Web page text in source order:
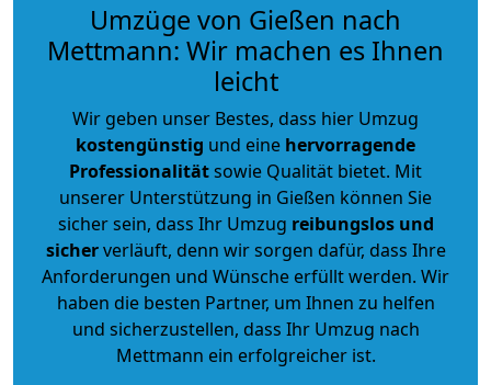
Umzüge von Gießen nach
Mettmann: Wir machen es Ihnen
leicht
Wir geben unser Bestes, dass hier Umzug
kostengünstig und eine hervorragende
Professionalitätsowie Qualität bietet. Mit
unserer Unterstützung in Gießen können Sie
sicher sein, dass Ihr Umzug reibungslos und
sicherverläuft, denn wir sorgen dafür, dass Ihre
Anforderungen und Wünsche erfüllt werden. Wir
haben die besten Partner, um Ihnen zu helfen
und sicherzustellen, dass Ihr Umzug nach
Mettmann ein erfolgreicher ist.